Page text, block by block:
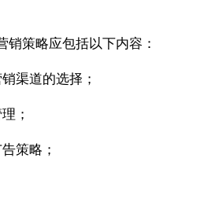
销策略应包括以下内容：
渠道的选择；
；
策略；